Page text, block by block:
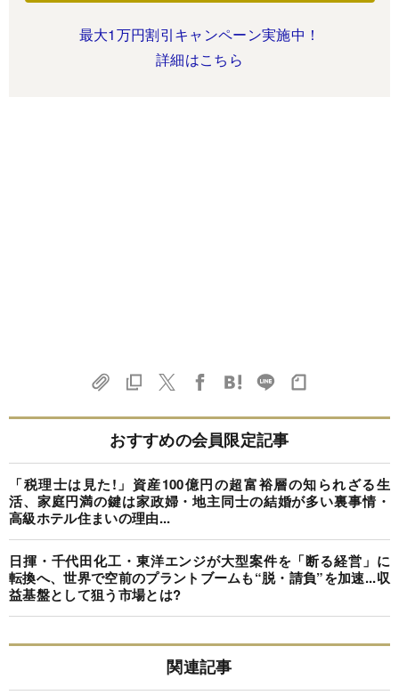
最大1万円割引キャンペーン実施中！
詳細はこちら
おすすめの会員限定記事
「税理士は見た!」資産100億円の超富裕層の知られざる生
活、家庭円満の鍵は家政婦・地主同士の結婚が多い裏事情・
高級ホテル住まいの理由...
日揮・千代田化工・東洋エンジが大型案件を「断る経営」に
転換へ、世界で空前のプラントブームも“脱・請負”を加速...収
益基盤として狙う市場とは?
関連記事